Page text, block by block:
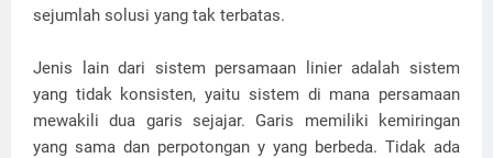
sejumlah solusi yang tak terbatas.
Jenis lain dari sistem persamaan linier adalah sistem
yang tidak konsisten, yaitu sistem di mana persamaan
mewakili dua garis sejajar. Garis memiliki kemiringan
yang sama dan perpotongan y yang berbeda. Tidak ada